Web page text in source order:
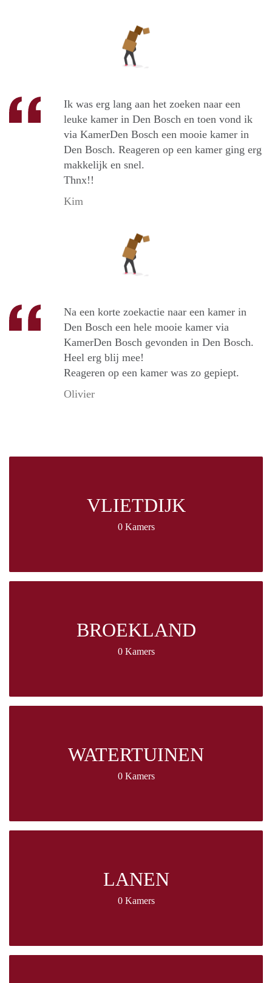
Ik was erg lang aan het zoeken naar een
leuke kamer in Den Bosch en toen vond ik
via KamerDen Bosch een mooie kamer in
Den Bosch. Reageren op een kamer ging erg
makkelijk en snel.
Thnx!!
Kim
Na een korte zoekactie naar een kamer in
Den Bosch een hele mooie kamer via
KamerDen Bosch gevonden in Den Bosch.
Heel erg blij mee!
Reageren op een kamer was zo gepiept.
Olivier
VLIETDIJK
0 Kamers
BROEKLAND
0 Kamers
WATERTUINEN
0 Kamers
LANEN
0 Kamers